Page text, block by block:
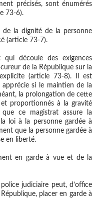
précisés, sont énumérés
73-6).
de la dignité de la personne
(article 73-7).
qui découle des exigences
de la République sur la
(article 73-8). Il est
si le maintien de la
la prolongation de cette
et proportionnés à la gravité
ce magistrat assure la
loi à la personne gardée à
que la personne gardée à
en liberté.
en garde à vue et de la
judiciaire peut, d’office
placer en garde à